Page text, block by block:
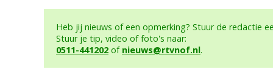
Heb jij nieuws of een opmerking? Stuur de redactie
Stuur je tip, video of foto's naar:
0511-441202 of nieuws@rtvnof.nl.